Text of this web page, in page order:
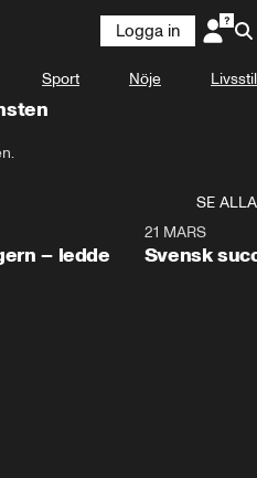
Logga in
Sport Nöje Livsstil
SE ALLA
– ledde
21 MARS
Svensk